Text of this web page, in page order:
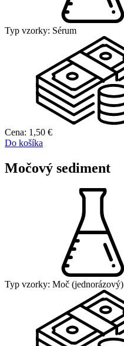
Typ vzorky: Sérum
Cena: 1,50 €
Do košíka
Močový sediment
Typ vzorky: Moč (jednorázový)